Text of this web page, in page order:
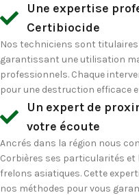
Une expertise
Certibiocide
Nos techniciens sont
garantissant une utilisation
professionnels. Chaque
pour une destruction efficace
Un expert de
votre écoute
Ancrés dans la région nous
Corbières ses particularités et
frelons asiatiques. Cette
nos méthodes pour vous